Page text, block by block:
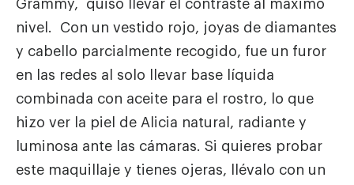
Grammy, quiso llevar el contraste al máximo
nivel. Con un vestido rojo, joyas de diamantes
y cabello parcialmente recogido, fue un furor
en las redes al solo llevar base líquida
combinada con aceite para el rostro, lo que
hizo ver la piel de Alicia natural, radiante y
luminosa ante las cámaras. Si quieres probar
este maquillaje y tienes ojeras, llévalo con un